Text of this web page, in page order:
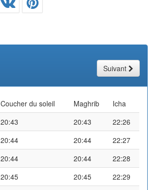
Suivant
Coucher du soleil Maghrib
Icha
20:43 20:43
22:26
20:44 20:44
22:27
20:44 20:44
22:28
20:45 20:45
22:29